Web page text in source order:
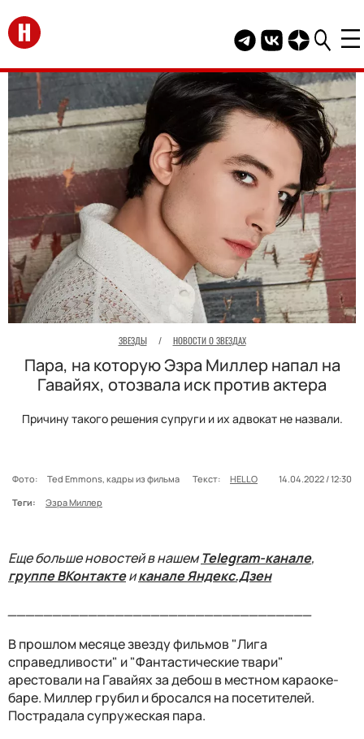
Перейти на главную
Telegram канал
Группа HELLO
Канал
ЗВЕЗДЫ / НОВОСТИ О ЗВЕЗДАХ
Пара, на которую Эзра Миллер напал на
Гавайях, отозвала иск против актера
Причину такого решения супруги и их адвокат не назвали.
Фото: Ted Emmons, кадры из фильма Текст: HELLO
14.04.2022 / 12:30
Теги:
Эзра Миллер
Еще больше новостей в нашемTelegram-канале,
группе ВКонтактеиканале Яндекс.Дзен
В прошлом месяце звезду фильмов "Лига
справедливости" и "Фантастические твари"
арестовали на Гавайях за дебош в местном караоке-
баре. Миллер грубил и бросался на посетителей.
Пострадала супружеская пара.